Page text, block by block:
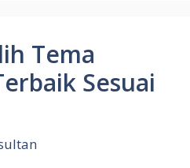
Tema
Sesuai